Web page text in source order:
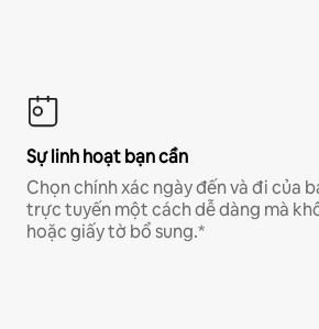
Sự linh hoạt bạn cần
Chọn chính xác ngày đến và đi của
trực tuyến một cách dễ dàng mà
hoặc giấy tờ bổ sung.*